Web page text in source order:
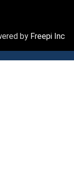
by Freepi Inc